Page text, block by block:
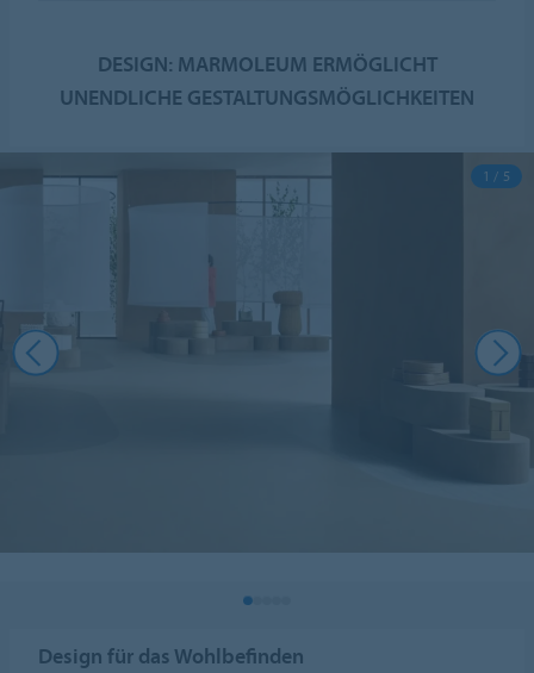
DESIGN: MARMOLEUM ERMÖGLICHT
UNENDLICHE GESTALTUNGSMÖGLICHKEITEN
1 / 5
Design für das Wohlbefinden